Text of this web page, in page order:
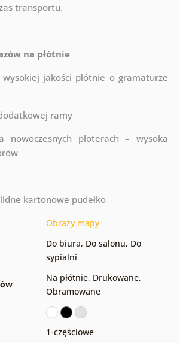
transportu.
na płótnie
jakości płótnie o gramaturze
ramy
nowoczesnych ploterach – wysoka
kartonowe pudełko
Obrazy mapy
Do biura, Do salonu, Do
sypialni
Na płótnie, Drukowane,
Obramowane
1-częściowe